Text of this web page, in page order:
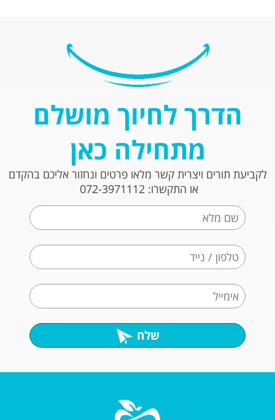
הדרך לחיוך מושלם
מתחילה כאן
לקביעת תורים ויצרית קשר מלאו פרטים ונחזור אליכם בהקדם
או התקשרו: 072-3971112
שלח